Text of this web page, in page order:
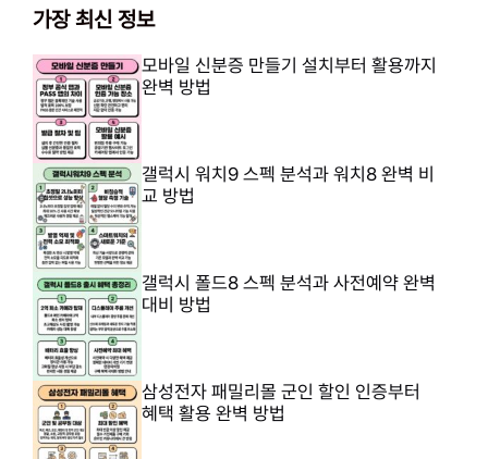
가장 최신 정보
모바일 신분증 만들기 설치부터 활용까지
완벽 방법
갤럭시 워치9 스펙 분석과 워치8 완벽 비
교 방법
갤럭시 폴드8 스펙 분석과 사전예약 완벽
대비 방법
삼성전자 패밀리몰 군인 할인 인증부터
혜택 활용 완벽 방법